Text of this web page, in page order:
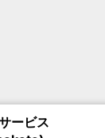
ービス